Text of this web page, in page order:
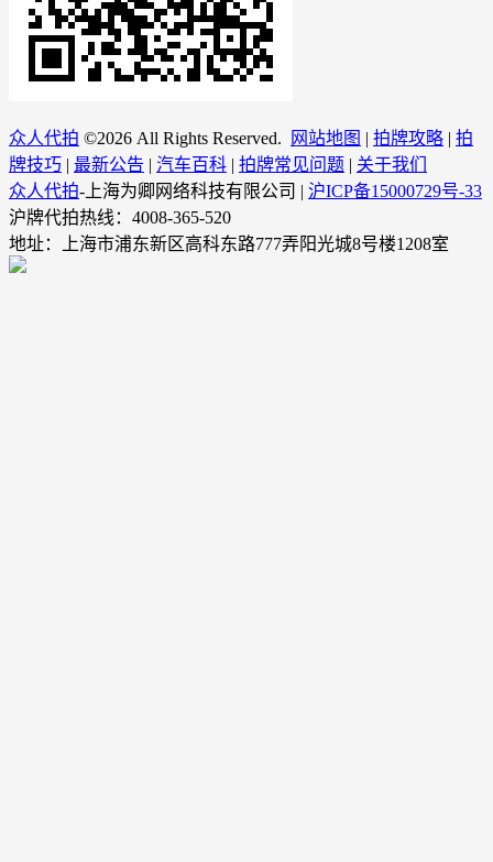
众人代拍 ©2026 All Rights Reserved. 网站地图 | 拍牌攻略 | 拍
牌技巧 | 最新公告 | 汽车百科 | 拍牌常见问题 | 关于我们
众人代拍-上海为卿网络科技有限公司 | 沪ICP备15000729号-33
沪牌代拍热线：4008-365-520
地址：上海市浦东新区高科东路777弄阳光城8号楼1208室